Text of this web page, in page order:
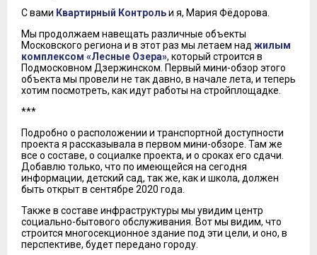
С вами Квартирный Контрольи я, Мария Фёдорова.
Мы продолжаем навещать различные объекты
Московского региона и в этот раз мы летаем над жилым
комплексом «Лесные Озера», который строится в
Подмосковном Дзержинском. Первый мини-обзор этого
объекта мы провели не так давно, в начале лета, и теперь
хотим посмотреть, как идут работы на стройплощадке.
***
Подробно о расположении и транспортной доступности
проекта я рассказывала в первом мини-обзоре. Там же
все о составе, о социалке проекта, и о сроках его сдачи.
Добавлю только, что по имеющейся на сегодня
информации, детский сад, так же, как и школа, должен
быть открыт в сентябре 2020 года.
Также в составе инфраструктуры мы увидим центр
социально-бытового обслуживания. Вот мы видим, что
строится многосекционное здание под эти цели, и оно, в
перспективе, будет передано городу.